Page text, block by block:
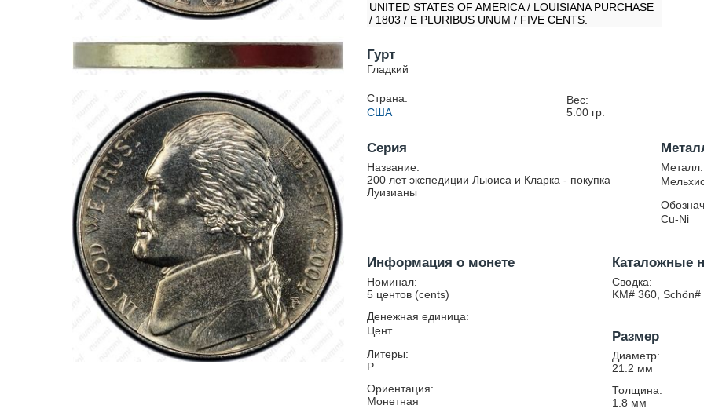
UNITED STATES OF AMERICA / LOUISIANA PURCHASE
/ 1803 / E PLURIBUS UNUM / FIVE CENTS.
Гурт
Гладкий
Страна:
США
Вес:
5.00гр.
Серия
Название:
200 лет экспедиции Льюиса и Кларка - покупка
Луизианы
Металл:
Cu-Ni
Информация о монете
Номинал:
5 центов (cents)
Денежная единица:
Цент
Литеры:
P
Ориентация:
Монетная
Каталожные
Сводка:
KM# 360, Schön#
Размер
Диаметр:
21.2 мм
Толщина:
1.8 мм